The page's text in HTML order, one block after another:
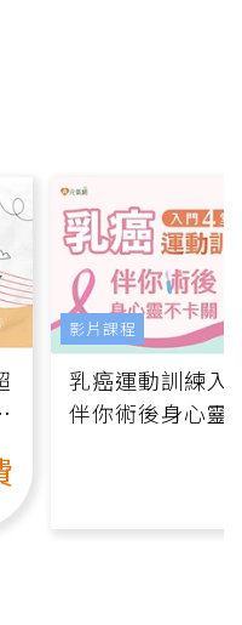
乳癌運動訓練入
伴你術後身心靈
影片課程